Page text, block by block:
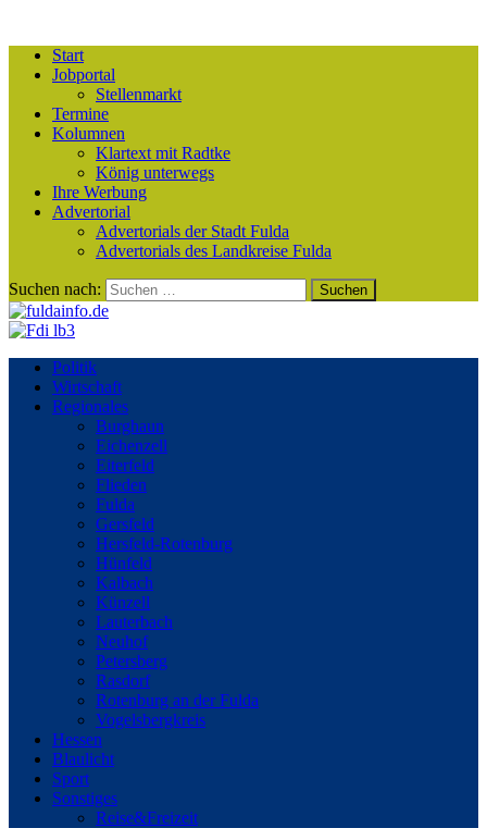
Start
Jobportal
Stellenmarkt
Termine
Kolumnen
Klartext mit Radtke
König unterwegs
Ihre Werbung
Advertorial
Advertorials der Stadt Fulda
Advertorials des Landkreise Fulda
Suchen nach:
Politik
Wirtschaft
Regionales
Burghaun
Eichenzell
Eiterfeld
Flieden
Fulda
Gersfeld
Hersfeld-Rotenburg
Hünfeld
Kalbach
Künzell
Lauterbach
Neuhof
Petersberg
Rasdorf
Rotenburg an der Fulda
Vogelsbergkreis
Hessen
Blaulicht
Sport
Sonstiges
Reise&Freizeit